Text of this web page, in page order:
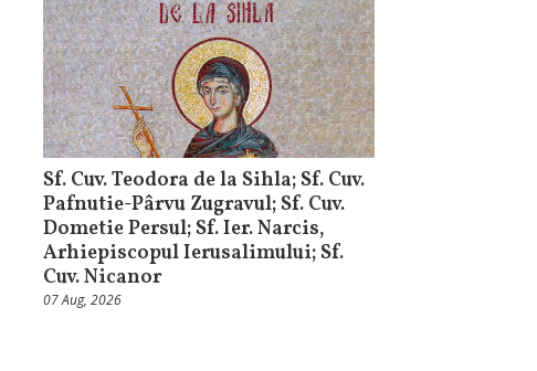
Sf. Cuv. Teodora de la Sihla; Sf. Cuv.
Pafnutie-Pârvu Zugravul; Sf. Cuv.
Dometie Persul; Sf. Ier. Narcis,
Arhiepiscopul Ierusalimului; Sf.
Cuv. Nicanor
07 Aug, 2026